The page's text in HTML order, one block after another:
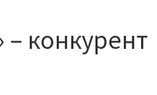
– конкурент